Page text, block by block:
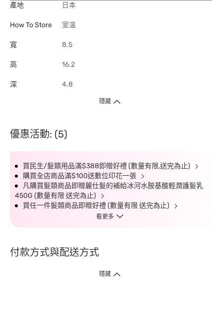
產地
日本
How To Store 室溫
寬 8.5
高 16.2
深 4.8
隱藏
優惠活動: (5)
買民生/髮類用品滿$388即贈好禮 (數量有限,送完為止)
購買全店商品滿$100送數位印花一張
凡購買髮類商品即贈麗仕髮的補給冰河水胺基酸輕潤護髮乳
450G (數量有限 送完為止)
買任一件髮類商品即贈好禮 (數量有限 送完為止)
看更多
付款方式與配送方式
隱藏